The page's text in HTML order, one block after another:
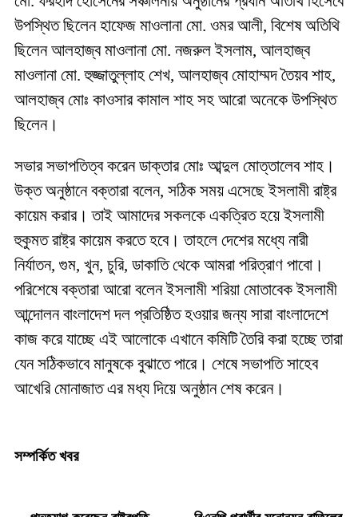
উপস্থিত ছিলেন হাফেজ মাওলানা মো. ওমর আলী, বিশেষ অতিথি
ছিলেন আলহাজ্ব মাওলানা মো. নজরুল ইসলাম, আলহাজ্ব
মাওলানা মো. হুজ্জাতুল্লাহ শেখ, আলহাজ্ব মোহাম্মদ তৈয়ব শাহ,
আলহাজ্ব মোঃ কাওসার কামাল শাহ সহ আরো অনেকে উপস্থিত
ছিলেন।
সভার সভাপতিত্ব করেন ডাক্তার মোঃ আব্দুল মোত্তালেব শাহ।
উক্ত অনুষ্ঠানে বক্তারা বলেন, সঠিক সময় এসেছে ইসলামী রাষ্ট্র
কায়েম করার। তাই আমাদের সকলকে একত্রিত হয়ে ইসলামী
হুকুমত রাষ্ট্র কায়েম করতে হবে। তাহলে দেশের মধ্যে নারী
নির্যাতন, গুম, খুন, চুরি, ডাকাতি থেকে আমরা পরিত্রাণ পাবো।
পরিশেষে বক্তারা আরো বলেন ইসলামী শরিয়া মোতাবেক ইসলামী
আন্দোলন বাংলাদেশ দল প্রতিষ্ঠিত হওয়ার জন্য সারা বাংলাদেশে
কাজ করে যাচ্ছে এই আলোকে এখানে কমিটি তৈরি করা হচ্ছে তারা
যেন সঠিকভাবে মানুষকে বুঝাতে পারে। শেষে সভাপতি সাহেব
আখেরি মোনাজাত এর মধ্য দিয়ে অনুষ্ঠান শেষ করেন।
সম্পর্কিত খবর